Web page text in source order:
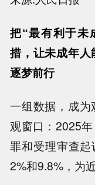
把“最有利于未
措，让未成年人
逐梦前行
一组数据，成
观窗口：2025
罪和受理审查
2%和9.8%，为